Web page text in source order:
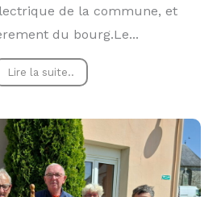
de la commune, et
du bourg.Le...
Lire la suite..